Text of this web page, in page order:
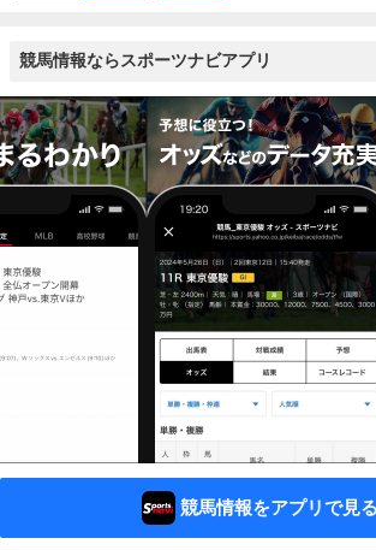
競馬情報ならスポーツナビアプリ
競馬情報をアプリで見る